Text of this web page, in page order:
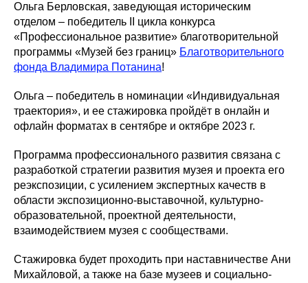
Ольга Берловская, заведующая историческим
отделом – победитель II цикла конкурса
«Профессиональное развитие» благотворительной
программы «Музей без границ» Благотворительного
фонда Владимира Потанина!
Ольга – победитель в номинации «Индивидуальная
траектория», и ее стажировка пройдёт в онлайн и
офлайн форматах в сентябре и октябре 2023 г.
Программа профессионального развития связана с
разработкой стратегии развития музея и проекта его
реэкспозиции, с усилением экспертных качеств в
области экспозиционно-выставочной, культурно-
образовательной, проектной деятельности,
взаимодействием музея с сообществами.
Стажировка будет проходить при наставничестве Ани
Михайловой, а также на базе музеев и социально-